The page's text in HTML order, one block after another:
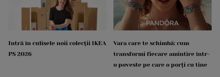
Intră în culisele noii colecții IKEA
PS 2026
Vara care te schimbă: cum
transformi fiecare amintire într-
o poveste pe care o porți cu tine